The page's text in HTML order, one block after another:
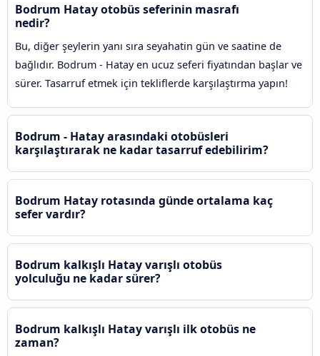
Bodrum Hatay otobüs seferinin masrafı
nedir?
Bu, diğer şeylerin yanı sıra seyahatin gün ve saatine de
bağlıdır. Bodrum - Hatay en ucuz seferi fiyatından başlar ve
sürer. Tasarruf etmek için tekliflerde karşılaştırma yapın!
Bodrum - Hatay arasındaki otobüsleri
karşılaştırarak ne kadar tasarruf edebilirim?
Bodrum Hatay rotasında günde ortalama kaç
sefer vardır?
Bodrum kalkışlı Hatay varışlı otobüs
yolculuğu ne kadar sürer?
Bodrum kalkışlı Hatay varışlı ilk otobüs ne
zaman?